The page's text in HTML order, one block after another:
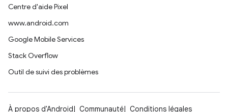
Centre d'aide Pixel
www.android.com
Google Mobile Services
Stack Overflow
Outil de suivi des problèmes
À propos d'Android Communauté Conditions légales